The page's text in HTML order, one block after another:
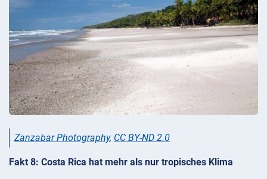
Zanzabar Photography, CC BY-ND 2.0
Fakt 8: Costa Rica hat mehr als nur tropisches Klima